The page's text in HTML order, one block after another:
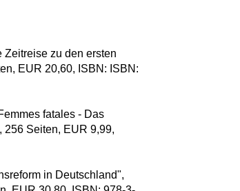
Zeitreise zu den ersten
EUR 20,60, ISBN: ISBN:
fatales - Das
256 Seiten, EUR 9,99,
in Deutschland",